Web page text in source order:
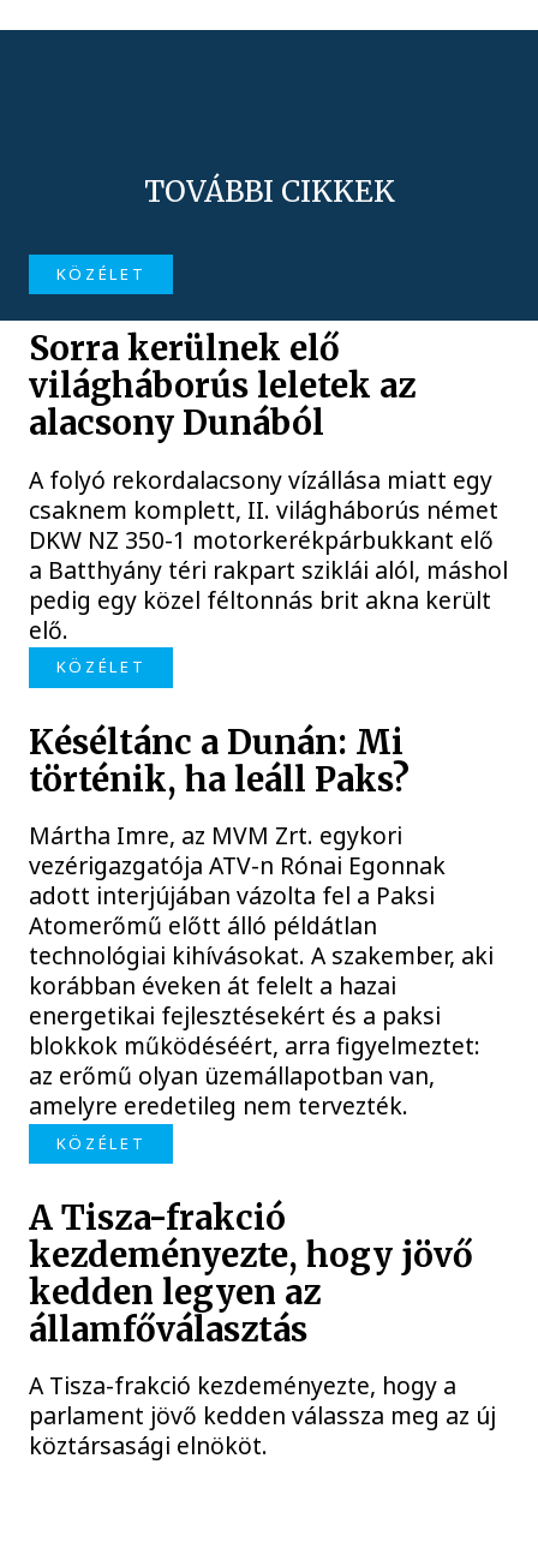
TOVÁBBI CIKKEK
KÖZÉLET
Sorra kerülnek elő
világháborús leletek az
alacsony Dunából
A folyó rekordalacsony vízállása miatt egy
csaknem komplett, II. világháborús német
DKW NZ 350-1 motorkerékpárbukkant elő
a Batthyány téri rakpart sziklái alól, máshol
pedig egy közel féltonnás brit akna került
elő.
KÖZÉLET
Késéltánc a Dunán: Mi
történik, ha leáll Paks?
Mártha Imre, az MVM Zrt. egykori
vezérigazgatója ATV-n Rónai Egonnak
adott interjújában vázolta fel a Paksi
Atomerőmű előtt álló példátlan
technológiai kihívásokat. A szakember, aki
korábban éveken át felelt a hazai
energetikai fejlesztésekért és a paksi
blokkok működéséért, arra figyelmeztet:
az erőmű olyan üzemállapotban van,
amelyre eredetileg nem tervezték.
KÖZÉLET
A Tisza-frakció
kezdeményezte, hogy jövő
kedden legyen az
államfőválasztás
A Tisza-frakció kezdeményezte, hogy a
parlament jövő kedden válassza meg az új
köztársasági elnököt.